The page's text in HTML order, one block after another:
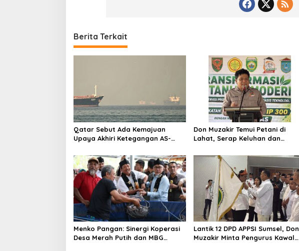
Berita Terkait
Qatar Sebut Ada Kemajuan
Upaya Akhiri Ketegangan AS-
Ada Negosiasi dengan
Washington
Don Muzakir Temui Petani di
Lahat, Serap Keluhan dan
Menko Pangan: Sinergi Koperasi
Desa Merah Putih dan MBG
Lantik 12 DPD APPSI Sumsel, Don
Muzakir Minta Pengurus Kawal